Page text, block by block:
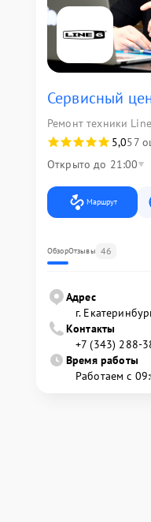
Сервисный
Ремонт техники
5,057
Открыто до 21:00
Маршрут
ОбзорОтзывы 46
Адрес
г.
Контакты
+7 (343) 288-
Время работы
Работаем с